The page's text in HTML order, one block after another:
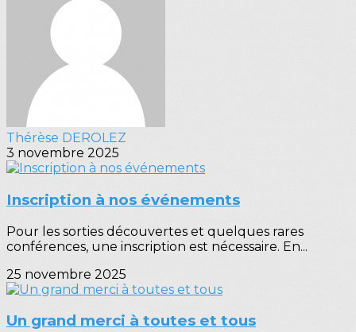
Thérèse DEROLEZ
3 novembre 2025
Inscription à nos événements
Pour les sorties découvertes et quelques rares
conférences, une inscription est nécessaire. En...
25 novembre 2025
Un grand merci à toutes et tous